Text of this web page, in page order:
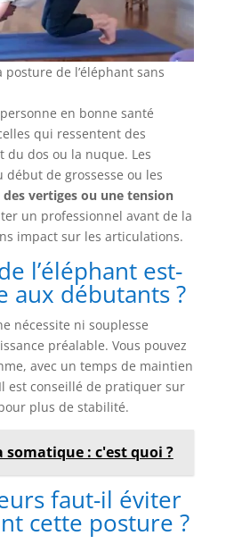
de l’éléphant sans
en bonne santé
qui ressentent des
du dos ou la nuque. Les
début de grossesse ou les
des vertiges ou une tension
un professionnel avant de la
impact sur les articulations.
l’éléphant est-
aux débutants ?
nécessite ni souplesse
préalable. Vous pouvez
avec un temps de maintien
est conseillé de pratiquer sur
plus de stabilité.
somatique : c'est quoi ?
faut-il éviter
cette posture ?